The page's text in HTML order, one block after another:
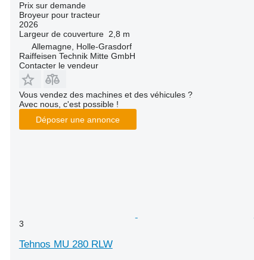
Prix sur demande
Broyeur pour tracteur
2026
Largeur de couverture 2,8 m
Allemagne, Holle-Grasdorf
Raiffeisen Technik Mitte GmbH
Contacter le vendeur
Vous vendez des machines et des véhicules ?
Avec nous, c'est possible !
Déposer une annonce
3
Tehnos MU 280 RLW